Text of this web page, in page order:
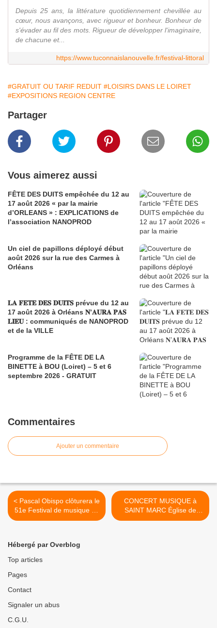
Depuis 25 ans, la littérature quotidiennement chevillée au
cœur, nous avançons, avec rigueur et bonheur. Bonheur de
s'évader au fil des mots. Rigueur de développer l'imaginaire,
de chacune et...
https://www.tuconnaislanouvelle.fr/festival-littoral
#GRATUIT OU TARIF REDUIT #LOISIRS DANS LE LOIRET
#EXPOSITIONS REGION CENTRE
Partager
Vous aimerez aussi
FÊTE DES DUITS empêchée du 12 au
17 août 2026 « par la mairie
d’ORLEANS » : EXPLICATIONS de
l’association NANOPROD
Un ciel de papillons déployé début
août 2026 sur la rue des Carmes à
Orléans
𝐋𝐀 𝐅𝐄𝐓𝐄 𝐃𝐄𝐒 𝐃𝐔𝐈𝐓𝐒 prévue du 12 au
17 août 2026 à Orléans 𝐍’𝐀𝐔𝐑𝐀 𝐏𝐀𝐒
𝐋𝐈𝐄𝐔 : communiqués de NANOPROD
et de la VILLE
Programme de la FÊTE DE LA
BINETTE à BOU (Loiret) – 5 et 6
septembre 2026 - GRATUIT
Commentaires
Ajouter un commentaire
< Pascal Obispo clôturera le
51e Festival de musique de
Sully et du Loiret le 15 juin
CONCERT MUSIQUE à
SAINT MARC Église de
Saint-Péravy-la-Colombe -
Hébergé par Overblog
Top articles
Pages
Contact
Signaler un abus
C.G.U.